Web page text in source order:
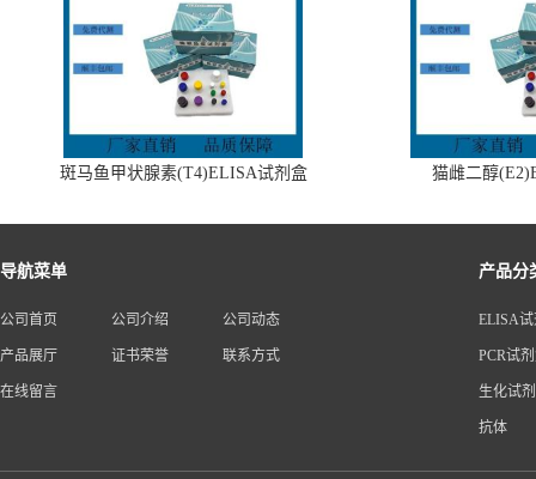
斑马鱼甲状腺素(T4)ELISA试剂盒 猫雌二醇
导航菜单
公司首页 公司介绍 公司动态
产品展厅 证书荣誉 联系方式
在线留言
产品分
ELISA
PCR试
生化试
抗体